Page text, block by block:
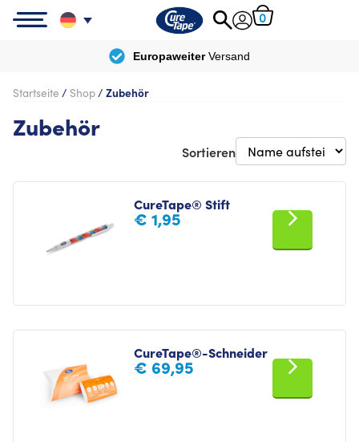
0
EuropaweiterVersand
Startseite / Shop/ Zubehör
Zubehör
Sortieren
CureTape® Stift
€ 1,95
CureTape®-Schneider
€ 69,95